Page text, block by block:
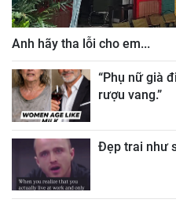
Anh hãy tha lỗi cho em...
“Phụ nữ già
rượu vang.”
Đẹp trai như